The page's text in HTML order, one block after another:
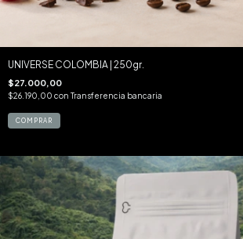
UNIVERSE COLOMBIA | 250gr.
$27.000,00
$26.190,00 con Transferencia bancaria
COMPRAR